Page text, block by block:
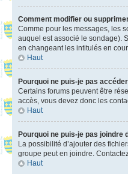
Comment modifier ou
Comme pour les messages, les
auquel est associé le sondage).
en changeant les intitulés en
Haut
Pourquoi ne puis-je pas
Certains forums peuvent être
accès, vous devez donc les
Haut
Pourquoi ne puis-je pas joindre
La possibilité d’ajouter des
groupe peut en joindre.
Haut